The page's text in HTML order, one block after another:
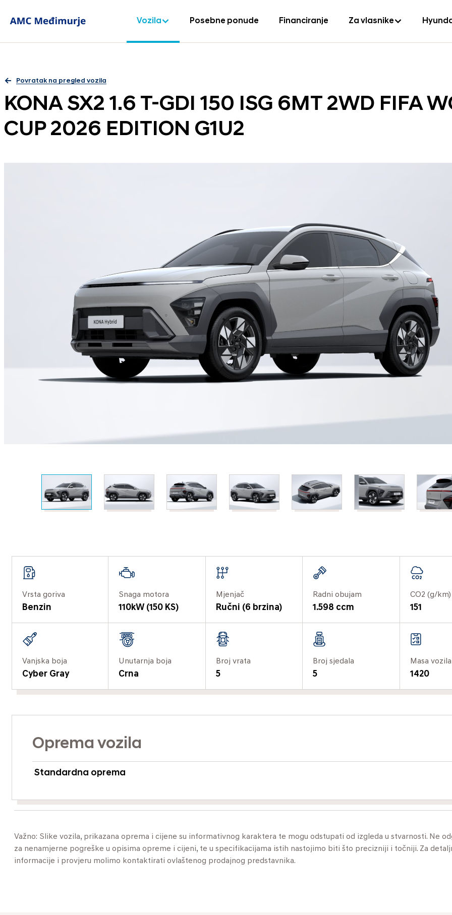
Vozila Posebne ponude Financiranje Za vlasnike
Povratak na pregled vozila
KONA SX2 1.6 T-GDI 150 ISG 6MT 2WD FIFA
CUP 2026 EDITION G1U2
Vrsta goriva
Benzin
Snaga motora
110kW (150 KS)
Mjenjač
Ručni (6 brzina)
Radni obujam
1.598 ccm
CO2 (g/km)
151
Vanjska boja
Cyber Gray
Unutarnja boja
Crna
Broj vrata
5
Broj sjedala
5
Masa
1420
Oprema vozila
Standardna oprema
Važno: Slike vozila, prikazana oprema i cijene su informativnog karaktera te mogu odstupati od izgleda u stvarnosti. Ne
za nenamjerne pogreške u opisima opreme i cijeni, te u specifikacijama istih nastojimo biti što precizniji i točniji. Za
informacije i provjeru molimo kontaktirati ovlaštenog prodajnog predstavnika.